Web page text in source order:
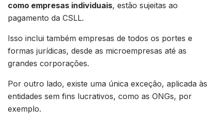
como empresas individuais, estão sujeitas ao
pagamento da CSLL.
Isso inclui também empresas de todos os portes e
formas jurídicas, desde as microempresas até as
grandes corporações.
Por outro lado, existe uma única exceção, aplicada às
entidades sem fins lucrativos, como as ONGs, por
exemplo.